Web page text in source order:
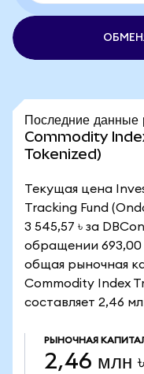
Последние
Commodity
Tokenized)
Текущая цена
Tracking Fund
3 545,57 ৳ за
обращении 693,00
общая рыночная
Commodity Index
составляет 2,46
РЫНОЧНАЯ
2,46 млн ৳